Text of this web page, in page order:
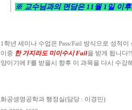
※ 교수님과의 면담은11 월1 일 이
1학년 세미나 수업은 Pass/Fail 방식으로 성적이
이중 한 가지라도 미이수시Fail을 받게 됩니다
양이기에 F를 받을시 향후 이 과목을 다시 수강
화공생명공학과 행정실(담당 : 이경민)